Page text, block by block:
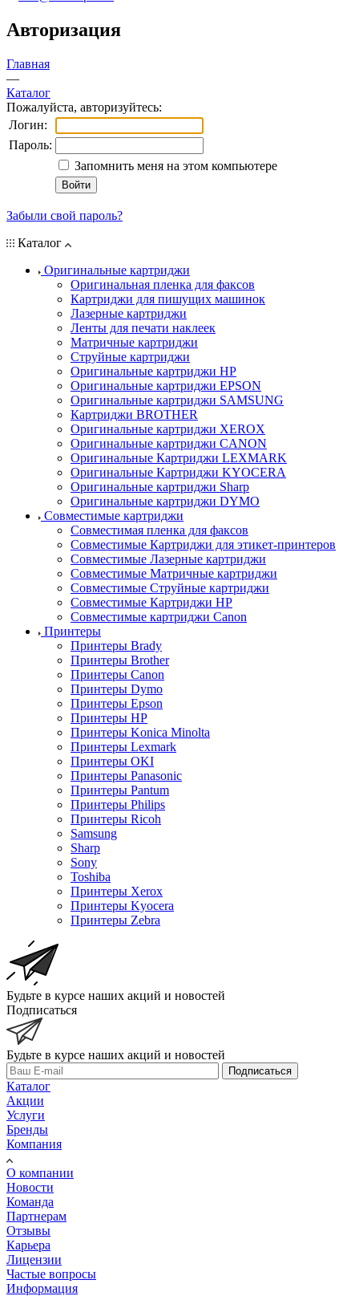
Авторизация
Главная
—
Каталог
Пожалуйста, авторизуйтесь:
Логин:
Пароль:
Запомнить меня на этом компьютере
Забыли свой пароль?
Каталог
Оригинальные картриджи
Оригинальная пленка для факсов
Картриджи для пишущих машинок
Лазерные картриджи
Ленты для печати наклеек
Матричные картриджи
Струйные картриджи
Оригинальные картриджи HP
Оригинальные картриджи EPSON
Оригинальные картриджи SAMSUNG
Картриджи BROTHER
Оригинальные картриджи XEROX
Оригинальные картриджи CANON
Оригинальные Картриджи LEXMARK
Оригинальные Картриджи KYOCERA
Оригинальные картриджи Sharp
Оригинальные картриджи DYMO
Совместимые картриджи
Совместимая пленка для факсов
Совместимые Картриджи для этикет-принтеров
Совместимые Лазерные картриджи
Совместимые Матричные картриджи
Совместимые Струйные картриджи
Совместимые Картриджи HP
Совместимые картриджи Canon
Принтеры
Принтеры Brady
Принтеры Brother
Принтеры Canon
Принтеры Dymo
Принтеры Epson
Принтеры HP
Принтеры Konica Minolta
Принтеры Lexmark
Принтеры OKI
Принтеры Panasonic
Принтеры Pantum
Принтеры Philips
Принтеры Ricoh
Samsung
Sharp
Sony
Toshiba
Принтеры Xerox
Принтеры Kyocera
Принтеры Zebra
Будьте в курсе наших акций и новостей
Подписаться
Будьте в курсе наших акций и новостей
Подписаться
Каталог
Акции
Услуги
Бренды
Компания
О компании
Новости
Команда
Партнерам
Отзывы
Карьера
Лицензии
Частые вопросы
Информация